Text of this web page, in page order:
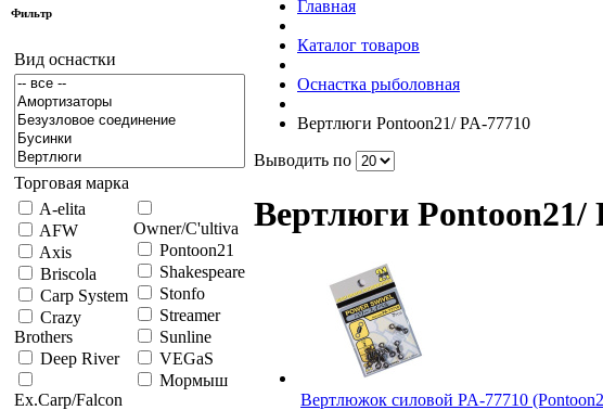
Фильтр
Вид оснастки
Торговая марка
A-elita
AFW
Axis
Briscola
Carp System
Crazy
Brothers
Deep River
Ex.Carp/Falcon
Owner/C'ultiva
Pontoon21
Shakespeare
Stonfo
Streamer
Sunline
VEGaS
Мормыш
Главная
Каталог товаров
Оснастка рыболовная
Вертлюги Pontoon21/ PA-77710
Выводить по
Вертлюги Pontoon21/
Вертлюжок силовой PA-77710